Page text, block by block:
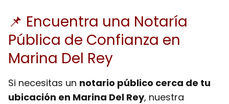
📌 Encuentra una Notaría
Pública de Confianza en
Marina Del Rey
Si necesitas un notario público cerca de tu
ubicación en Marina Del Rey, nuestra